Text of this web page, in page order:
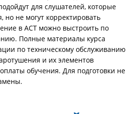
для слушателей, которые
но не могут корректировать
в АСТ можно выстроить по
Полные материалы курса
по техническому обслуживанию
и их элементов
обучения. Для подготовки не